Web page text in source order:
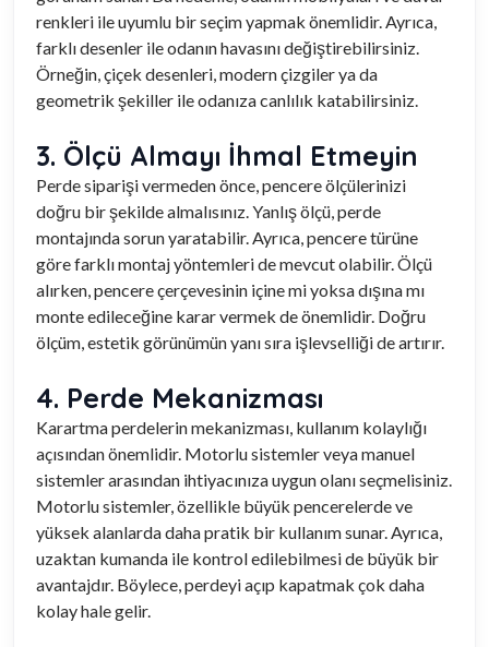
renkleri ile uyumlu bir seçim yapmak önemlidir. Ayrıca,
farklı desenler ile odanın havasını değiştirebilirsiniz.
Örneğin, çiçek desenleri, modern çizgiler ya da
geometrik şekiller ile odanıza canlılık katabilirsiniz.
3. Ölçü Almayı İhmal Etmeyin
Perde siparişi vermeden önce, pencere ölçülerinizi
doğru bir şekilde almalısınız. Yanlış ölçü, perde
montajında sorun yaratabilir. Ayrıca, pencere türüne
göre farklı montaj yöntemleri de mevcut olabilir. Ölçü
alırken, pencere çerçevesinin içine mi yoksa dışına mı
monte edileceğine karar vermek de önemlidir. Doğru
ölçüm, estetik görünümün yanı sıra işlevselliği de artırır.
4. Perde Mekanizması
Karartma perdelerin mekanizması, kullanım kolaylığı
açısından önemlidir. Motorlu sistemler veya manuel
sistemler arasından ihtiyacınıza uygun olanı seçmelisiniz.
Motorlu sistemler, özellikle büyük pencerelerde ve
yüksek alanlarda daha pratik bir kullanım sunar. Ayrıca,
uzaktan kumanda ile kontrol edilebilmesi de büyük bir
avantajdır. Böylece, perdeyi açıp kapatmak çok daha
kolay hale gelir.